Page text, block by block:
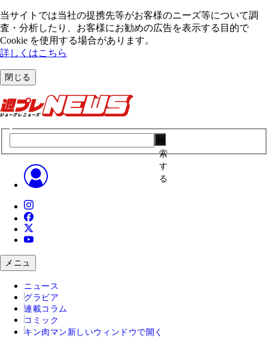
当サイトでは当社の提携先等がお客様のニーズ等について調
査・分析したり、お客様にお勧めの広告を表⽰する⽬的で
Cookie を使⽤する場合があります。
詳しくはこちら
閉じる
索
す
る
メニュ
ニュース
グラビア
連載コラム
コミック
キン肉マン 新しいウィンドウで開く